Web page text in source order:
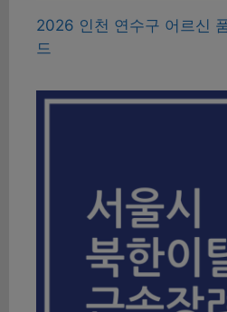
2026 인천 연수구 어르신
드